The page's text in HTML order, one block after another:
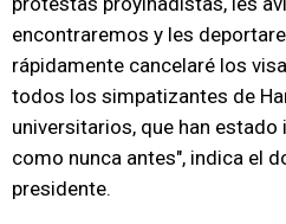
encontraremos y les
rápidamente cancelaré los
todos los simpatizantes de
universitarios, que han
como nunca antes", indica el
presidente.